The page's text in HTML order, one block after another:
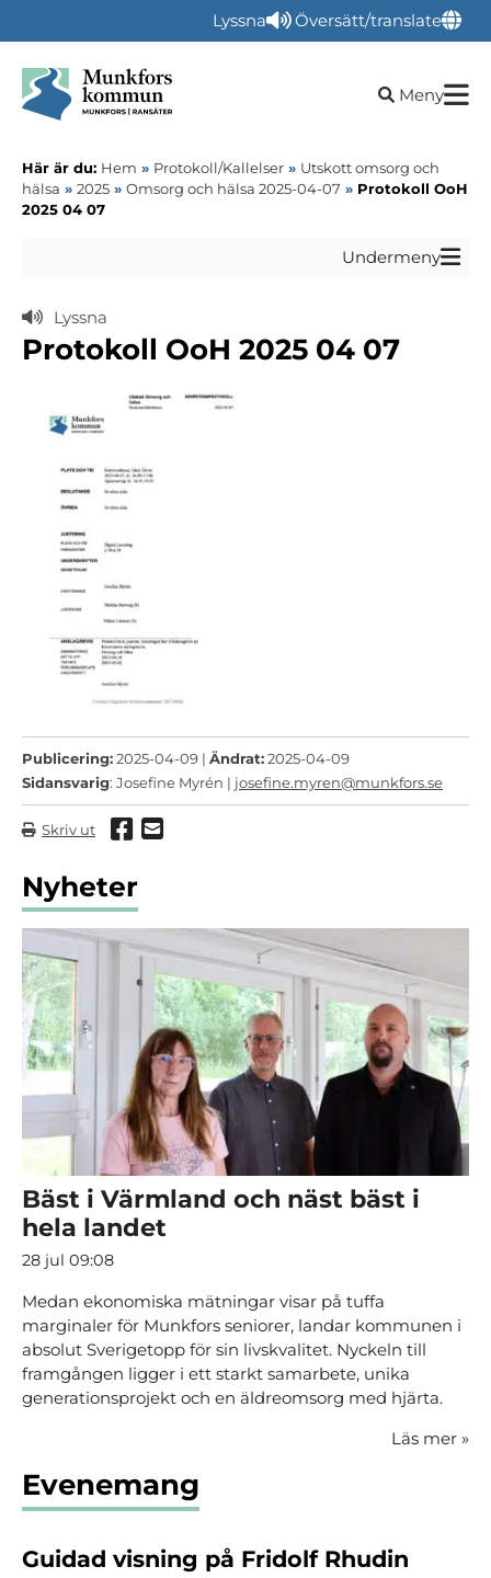
Lyssna Översätt/translate
Öppna
Meny
Här är du: Hem » Protokoll/Kallelser » Utskott omsorg och
hälsa » 2025 » Omsorg och hälsa 2025-04-07 » Protokoll OoH
2025 04 07
Undermeny
Lyssna
Protokoll OoH 2025 04 07
Publicering:2025-04-09 | Ändrat:2025-04-09
Sidansvarig: Josefine Myrén | josefine.myren@munkfors.se
Skriv ut Dela via Facebook
Dela via mail
Nyheter
Bäst i Värmland och näst bäst i
hela landet
28 jul 09:08
Medan ekonomiska mätningar visar på tuffa
marginaler för Munkfors seniorer, landar kommunen i
absolut Sverigetopp för sin livskvalitet. Nyckeln till
framgången ligger i ett starkt samarbete, unika
generationsprojekt och en äldreomsorg med hjärta.
Läs mer »
Evenemang
Guidad visning på Fridolf Rhudin